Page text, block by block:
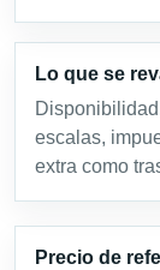
Lo que se
escalas,
extra como
Precio de